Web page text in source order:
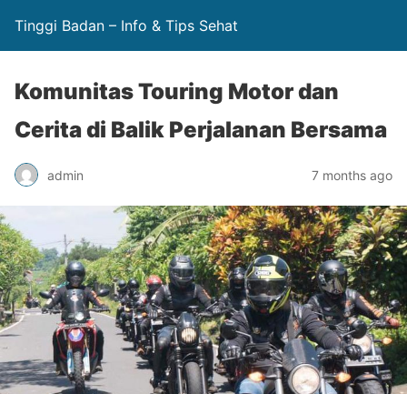
Tinggi Badan – Info & Tips Sehat
Komunitas Touring Motor dan
Cerita di Balik Perjalanan Bersama
admin 7 months ago